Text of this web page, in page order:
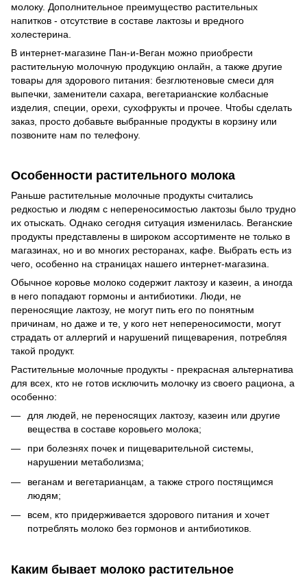
молоку. Дополнительное преимущество растительных
напитков - отсутствие в составе лактозы и вредного
холестерина.
В интернет-магазине Пан-и-Веган можно приобрести
растительную молочную продукцию онлайн, а также другие
товары для здорового питания: безглютеновые смеси для
выпечки, заменители сахара, вегетарианские колбасные
изделия, специи, орехи, сухофрукты и прочее. Чтобы сделать
заказ, просто добавьте выбранные продукты в корзину или
позвоните нам по телефону.
Особенности растительного молока
Раньше растительные молочные продукты считались
редкостью и людям с непереносимостью лактозы было трудно
их отыскать. Однако сегодня ситуация изменилась. Веганские
продукты представлены в широком ассортименте не только в
магазинах, но и во многих ресторанах, кафе. Выбрать есть из
чего, особенно на страницах нашего интернет-магазина.
Обычное коровье молоко содержит лактозу и казеин, а иногда
в него попадают гормоны и антибиотики. Люди, не
переносящие лактозу, не могут пить его по понятным
причинам, но даже и те, у кого нет непереносимости, могут
страдать от аллергий и нарушений пищеварения, потребляя
такой продукт.
Растительные молочные продукты - прекрасная альтернатива
для всех, кто не готов исключить молочку из своего рациона, а
особенно:
для людей, не переносящих лактозу, казеин или другие
вещества в составе коровьего молока;
при болезнях почек и пищеварительной системы,
нарушении метаболизма;
веганам и вегетарианцам, а также строго постящимся
людям;
всем, кто придерживается здорового питания и хочет
потреблять молоко без гормонов и антибиотиков.
Каким бывает молоко растительное